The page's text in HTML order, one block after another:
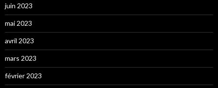
juin 2023
mai 2023
avril 2023
mars 2023
février 2023